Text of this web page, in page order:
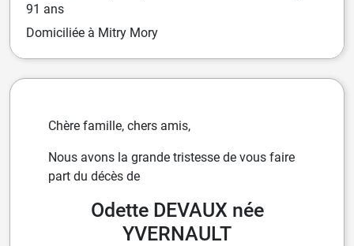
91 ans
Domiciliée à Mitry Mory
Chère famille, chers amis,
Nous avons la grande tristesse de vous faire
part du décès de
Odette DEVAUX née
YVERNAULT